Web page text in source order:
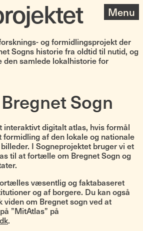
Menu
og formidlingsprojekt der
Sogns historie fra oldtid til nutid, og
den samlede lokalhistorie for
Sogn
interaktivt digitalt atlas, hvis formål
af den lokale og nationale
I Sogneprojektet bruger vi et
til at fortælle om Bregnet Sogn og
væsentlig og faktabaseret
og af borgere. Du kan også
om Bregnet sogn ved at
”MitAtlas” på
.